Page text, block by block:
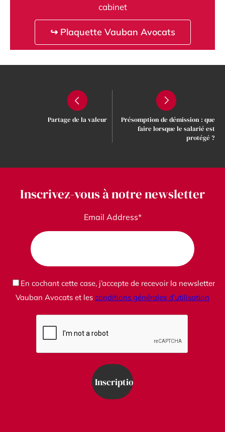
cabinet
↪ Plaquette Vauban Avocats
Partage de la valeur
Présomption de démission : que
faire lorsque le salarié est
protégé ?
Inscrivez-vous à notre newsletter
Email Address*
En cochant cette case, j’accepte de recevoir la newsletter
Vauban Avocats et les conditions générales d’utilisation